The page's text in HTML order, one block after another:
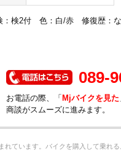
：検2付 色：白/赤 修復歴：な
089-
お電話の際、「 Mjバイクを見た
商談がスムーズに進みます。
ています。バイクを購入して乗れ